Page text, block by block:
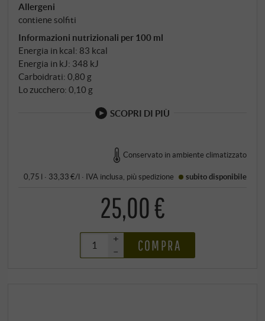
Allergeni
contiene solfiti
Informazioni nutrizionali per 100 ml
Energia in kcal: 83 kcal
Energia in kJ: 348 kJ
Carboidrati: 0,80 g
Lo zucchero: 0,10 g
SCOPRI DI PIÙ
Conservato in ambiente climatizzato
0,75 l · 33,33 €/l · IVA inclusa , piùspedizione subito disponibile
25,00 €
+
–
COMPRA